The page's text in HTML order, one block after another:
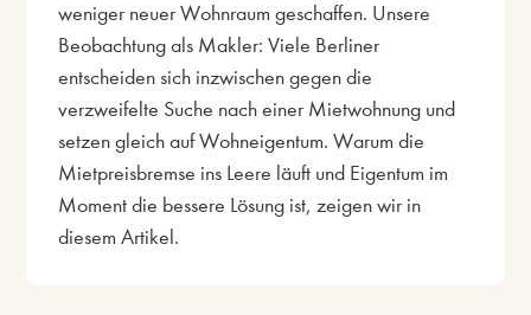
weniger neuer Wohnraum geschaffen. Unsere
Beobachtung als Makler: Viele Berliner
entscheiden sich inzwischen gegen die
verzweifelte Suche nach einer Mietwohnung und
setzen gleich auf Wohneigentum. Warum die
Mietpreisbremse ins Leere läuft und Eigentum im
Moment die bessere Lösung ist, zeigen wir in
diesem Artikel.